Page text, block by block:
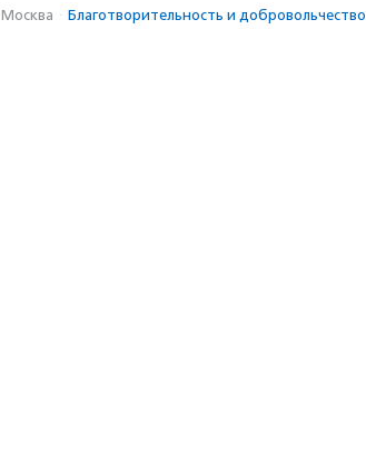
Москва · Благотвори­тель­ность и доброволь­чест­во